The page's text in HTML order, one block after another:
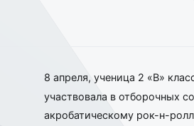
8 апреля, ученица 2 «В»
участвовала в отборочных
акробатическому рок-н-